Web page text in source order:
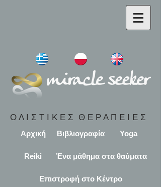
Ο Λ Ι Σ Τ Ι Κ Ε Σ Θ Ε Ρ Α Π Ε Ι Ε Σ
Αρχική Βιβλιογραφία Yoga
Reiki Ένα μάθημα στα θαύματα
Επιστροφή στο Κέντρο